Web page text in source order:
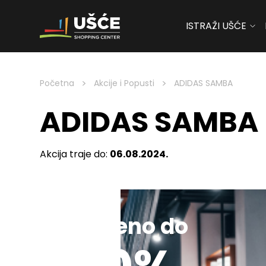
Skip to content
ISTRAŽI UŠĆE
Početna > Akcije i Popusti > ADIDAS SAMBA
ADIDAS SAMBA
Akcija traje do: 06.08.2024.
Sniženo do